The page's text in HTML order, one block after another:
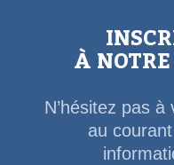
À
N’hésitez pas à
au